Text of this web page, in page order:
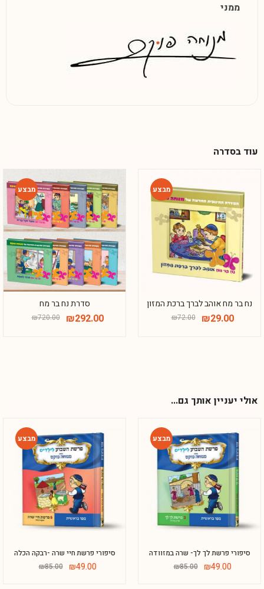
ממני
עוד בסדרה
-59%
סדרת נח בר מח
₪720.00 ₪292.00
-60%
נח בר מח אוהב לברך ברכת המזון
₪72.00 ₪29.00
אולי יעניין אותך גם...
-42%
סיפורי פרשת חיי שרה -רבקה הכלה
₪85.00 ₪49.00
-42%
סיפורי פרשת לך לך- שרה במזוודה
₪85.00 ₪49.00
Phone